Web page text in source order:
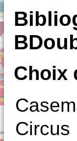
Choix
Circus